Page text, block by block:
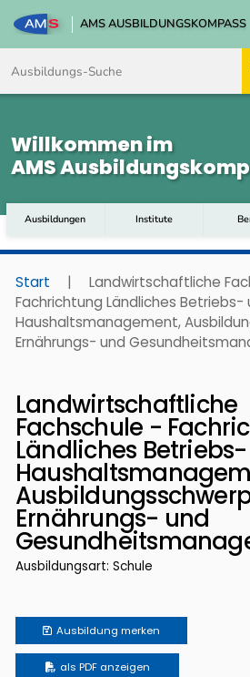
AMS AUSBILDUNGSKOMPASS
Willkommen im
AMS
Ausbildungen Institute
Start |
Landwirtschaftliche
Fachrichtung Ländliches Betriebs-
Haushaltsmanagement,
Ernährungs- und
Landwirtschaftliche
Fachschule -
Ländliches
Ernährungs- und
Ausbildungsart: Schule
Ausbildung merken
als PDF anzeigen